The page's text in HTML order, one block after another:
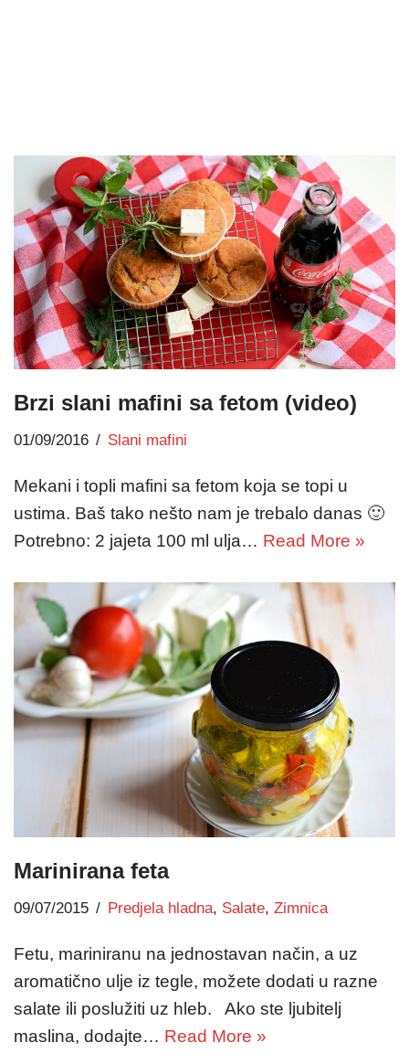
Brzi slani mafini sa fetom (video)
01/09/2016 Slani mafini
Mekani i topli mafini sa fetom koja se topi u
ustima. Baš tako nešto nam je trebalo danas 🙂
Potrebno: 2 jajeta 100 ml ulja… Read More »
Marinirana feta
09/07/2015 Predjela hladna, Salate, Zimnica
Fetu, mariniranu na jednostavan način, a uz
aromatično ulje iz tegle, možete dodati u razne
salate ili poslužiti uz hleb. Ako ste ljubitelj
maslina, dodajte… Read More »